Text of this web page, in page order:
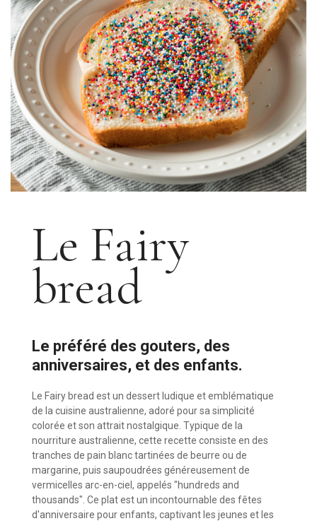
Le Fairy
bread
Le préféré des gouters, des
anniversaires, et des enfants.
Le Fairy bread est un dessert ludique et emblématique
de la cuisine australienne, adoré pour sa simplicité
colorée et son attrait nostalgique. Typique de la
nourriture australienne, cette recette consiste en des
tranches de pain blanc tartinées de beurre ou de
margarine, puis saupoudrées généreusement de
vermicelles arc-en-ciel, appelés "hundreds and
thousands". Ce plat est un incontournable des fêtes
d'anniversaire pour enfants, captivant les jeunes et les